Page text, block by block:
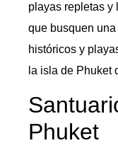
playas repletas y
que busquen
históricos y
la isla de Phuket
Phuket